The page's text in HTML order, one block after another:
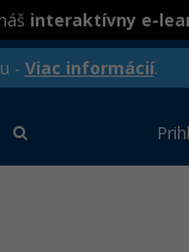
interaktívny e-
- Viac informácií.